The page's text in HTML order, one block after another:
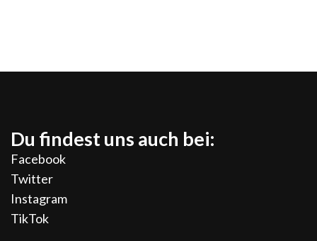
Du findest uns auch bei:
Facebook
Twitter
Instagram
TikTok